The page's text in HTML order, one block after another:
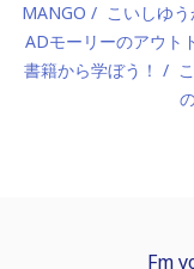
MANGO
こいしゆ
ADモーリーのアウト
書籍から学ぼう！
Fm